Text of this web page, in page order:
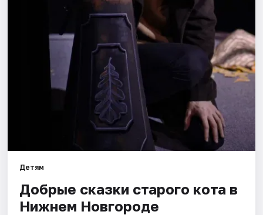
Детям
Добрые сказки старого кота в
Нижнем Новгороде